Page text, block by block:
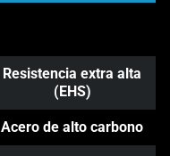
Resistencia extra alta
(EHS)
Acero de alto carbono